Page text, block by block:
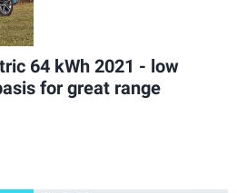
64 kWh 2021 - low
for great range